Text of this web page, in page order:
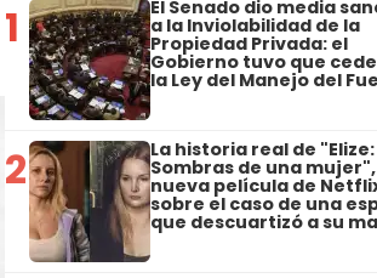
1 El Senado dio media
a la Inviolabilidad de la
Propiedad Privada: el
Gobierno tuvo que
la Ley del Manejo del
2 La historia real de "Elize:
Sombras de una
nueva película de
sobre el caso de una
que descuartizó a su